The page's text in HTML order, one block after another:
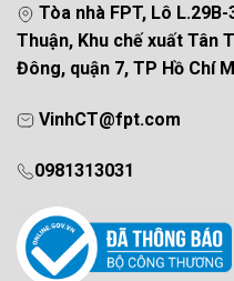
Tòa nhà FPT, Lô
Thuận, Khu chế xuất Tân
Đông, quận 7, TP Hồ Chí
VinhCT@fpt.com
0981313031